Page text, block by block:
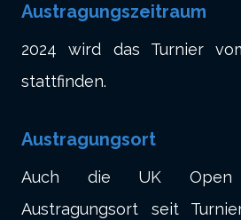
Austragungszeitraum
2024 wird das Turnier
stattfinden.
Austragungsort
Auch die UK Open
Austragungsort seit